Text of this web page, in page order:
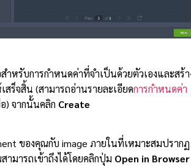
ำหรับการกำหนดค่าที่จำเป็นด้วยตัวเองและสร้า
สร็จสิ้น (สามารถอ่านรายละเอียดการกำหนดค่า
) จากนั้นคลิก Create
ของคุณกับ image ภายในที่เหมาะสมปรากฏ
มารถเข้าถึงได้โดยคลิกปุ่ม Open in Browser